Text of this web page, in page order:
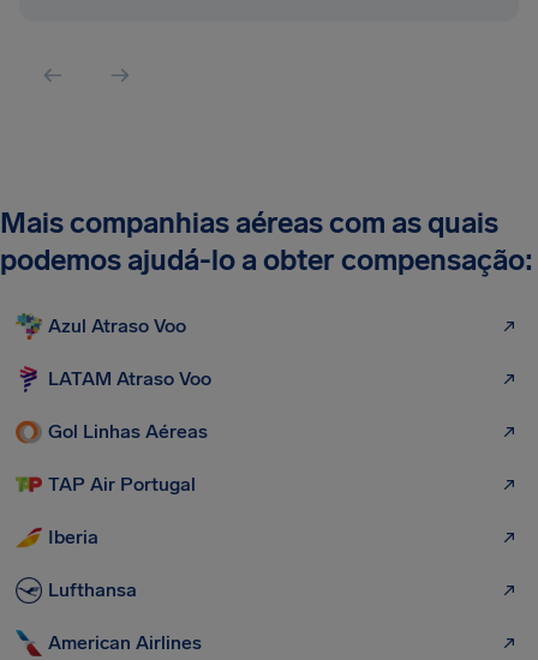
Mais companhias aéreas com as quais
podemos ajudá-lo a obter compensação:
Azul Atraso Voo
LATAM Atraso Voo
Gol Linhas Aéreas
TAP Air Portugal
Iberia
Lufthansa
American Airlines